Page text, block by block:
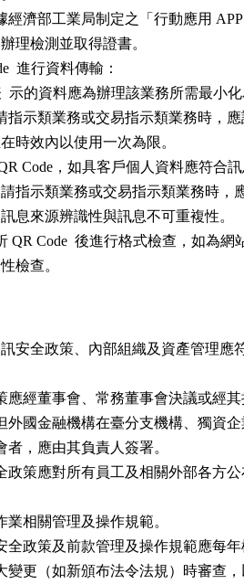
據經濟部工業局制定之「行動應用 APP
」辦理檢測並取得證書。
進行資料傳輸：
示的資料應為辦理該業務所需最小
請指示類業務或交易指示類業務時，
且在時效內以使用一次為限。
QR Code，如具客戶個人資料應符合
申請指示類業務或交易指示類業務時，
、訊息來源辨識性與訊息不可重複性。
析 QR Code  後進行格式檢查，如為網
性檢查。
安全政策、內部組織及資產管理應
策應經董事會、常務董事會決議或經
。但外國金融機構在臺分支機構、獨資
會者，應由其負責人簽署。
全政策應對所有員工及相關外部各方
業相關管理及操作規範。
安全政策及前款管理及操作規範應每
重大變更（如新頒布法令法規）時審查